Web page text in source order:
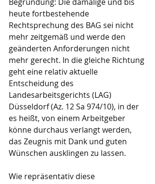
heute fortbestehende
Rechtsprechung des BAG sei nicht
mehr zeitgemäß und werde den
geänderten Anforderungen nicht
mehr gerecht. In die gleiche Richtung
geht eine relativ aktuelle
Entscheidung des
Landesarbeitsgerichts (LAG)
Düsseldorf (Az. 12 Sa 974/10), in der
es heißt, von einem Arbeitgeber
könne durchaus verlangt werden,
das Zeugnis mit Dank und guten
Wünschen ausklingen zu lassen.
Wie repräsentativ diese